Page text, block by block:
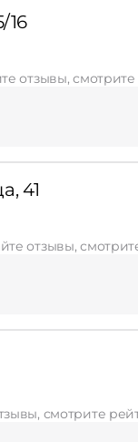
16
отзывы,
41
отзывы,
смотрите